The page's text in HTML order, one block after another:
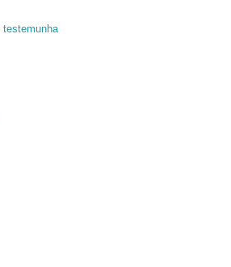
testemunha